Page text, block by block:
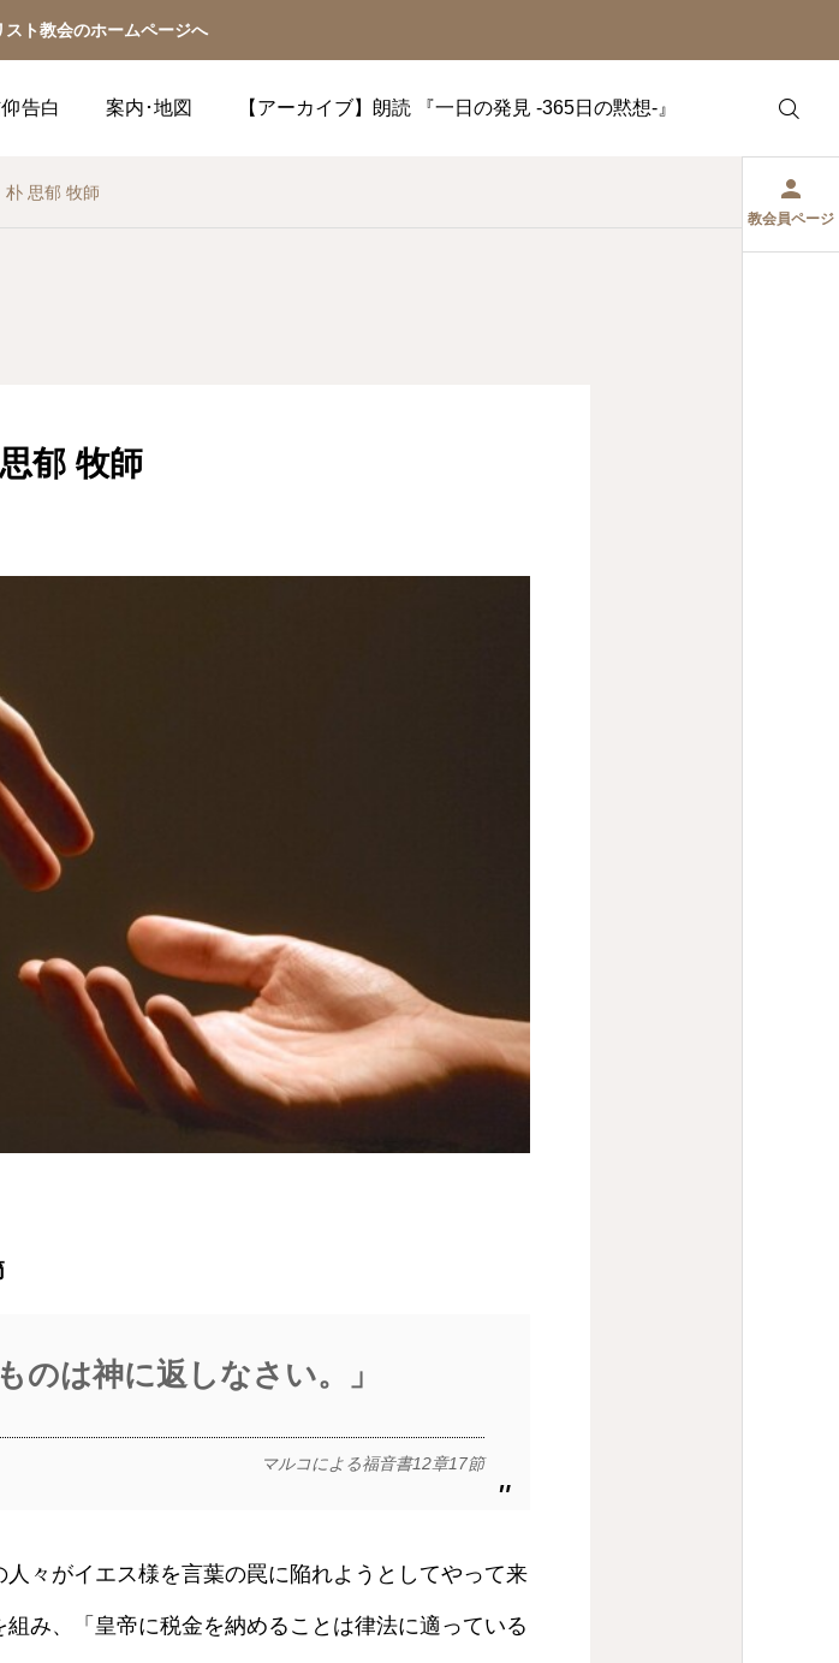
スト教会のホームページへ
告白 案内･地図 【アーカイブ】朗読 『一日の発見 -365日の黙想-』
教会員ページ
朴 思郁 牧師
郁 牧師
のは神に返しなさい。」
マルコによる福音書12章17節
々がイエス様を言葉の罠に陥れようとしてやって来
み、「皇帝に税金を納めることは律法に適っている